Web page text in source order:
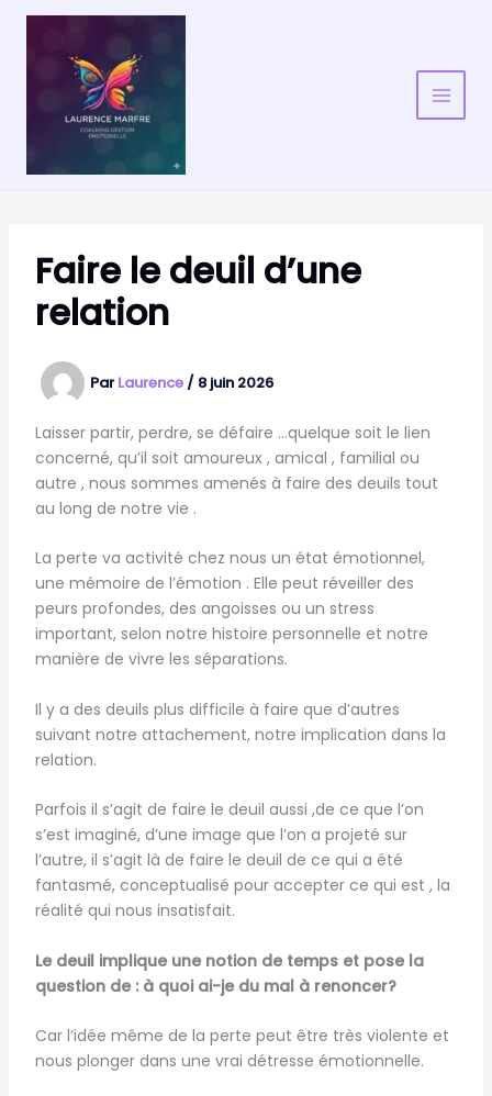
Aller
contenu
Faire le deuil d’une
relation
ParLaurence / 8 juin 2026
Laisser partir, perdre, se défaire …quelque soit le lien
concerné, qu’il soit amoureux , amical , familial ou
autre , nous sommes amenés à faire des deuils tout
au long de notre vie .
La perte va activité chez nous un état émotionnel,
une mémoire de l’émotion . Elle peut réveiller des
peurs profondes, des angoisses ou un stress
important, selon notre histoire personnelle et notre
manière de vivre les séparations.
Il y a des deuils plus difficile à faire que d’autres
suivant notre attachement, notre implication dans la
relation.
Parfois il s’agit de faire le deuil aussi ,de ce que l’on
s’est imaginé, d’une image que l’on a projeté sur
l’autre, il s’agit là de faire le deuil de ce qui a été
fantasmé, conceptualisé pour accepter ce qui est , la
réalité qui nous insatisfait.
Le deuil implique une notion de temps et pose la
question de : à quoi ai-je du mal à renoncer?
Car l’idée même de la perte peut être très violente et
nous plonger dans une vrai détresse émotionnelle.